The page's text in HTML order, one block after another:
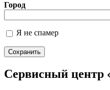
Город
Я не спамер
Я спамер
Сервисный